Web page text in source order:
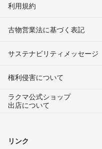
利用規約
古物営業法に基づく表記
サステナビリティメッセージ
権利侵害について
ラクマ公式ショップ
出店について
リンク